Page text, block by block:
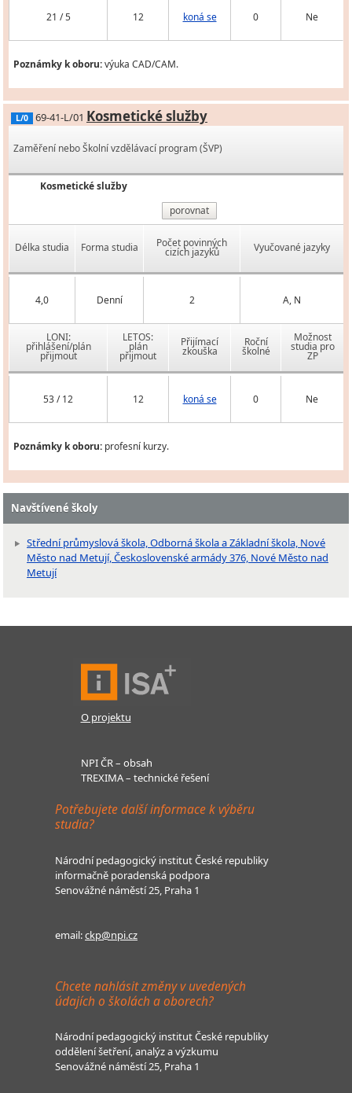
21 / 5 12 koná se 0 Ne
Poznámky k oboru:výuka CAD/CAM.
L/0 69-41-L/01 Kosmetické služby
Zaměření nebo Školní vzdělávací program (ŠVP)
Kosmetické služby
porovnat
Délka studia Forma studia Počet povinných
cizích jazyků Vyučované jazyky
4,0 Denní 2 A, N
LONI:
přihlášení/plán
přijmout
LETOS:
plán
přijmout
Přijímací
zkouška
Roční
školné
Možnost
studia pro
ZP
53 / 12 12 koná se 0 Ne
Poznámky k oboru: profesní kurzy.
Navštívené školy
Střední průmyslová škola, Odborná škola a Základní škola, Nové
Město nad Metují, Československé armády 376, Nové Město nad
Metují
O projektu
NPI ČR – obsah
TREXIMA – technické řešení
Potřebujete další informace k výběru
studia?
Národní pedagogický institut České republiky
informačně poradenská podpora
Senovážné náměstí 25, Praha 1
email:ckp@npi.cz
Chcete nahlásit změny v uvedených
údajích o školách a oborech?
Národní pedagogický institut České republiky
oddělení šetření, analýz a výzkumu
Senovážné náměstí 25, Praha 1